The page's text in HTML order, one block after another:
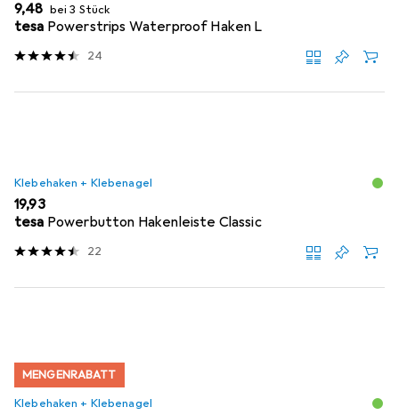
EUR
9,48 bei 3 Stück
tesa Powerstrips Waterproof Haken L
24
Klebehaken + Klebenagel
EUR
19,93
tesa Powerbutton Hakenleiste Classic
22
MENGENRABATT
Klebehaken + Klebenagel